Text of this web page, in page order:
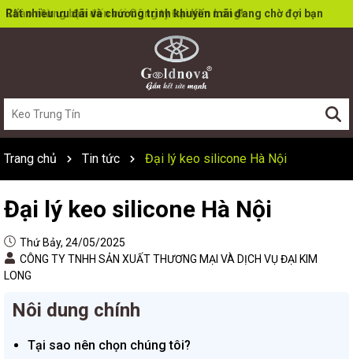
Rất nhiều ưu đãi và chương trình khuyến mãi đang chờ đợi bạn
Trang chủ Tin tức Đại lý keo silicone Hà Nội
Đại lý keo silicone Hà Nội
Thứ Bảy, 24/05/2025
CÔNG TY TNHH SẢN XUẤT THƯƠNG MẠI VÀ DỊCH VỤ ĐẠI KIM
LONG
Nôi dung chính
Tại sao nên chọn chúng tôi?